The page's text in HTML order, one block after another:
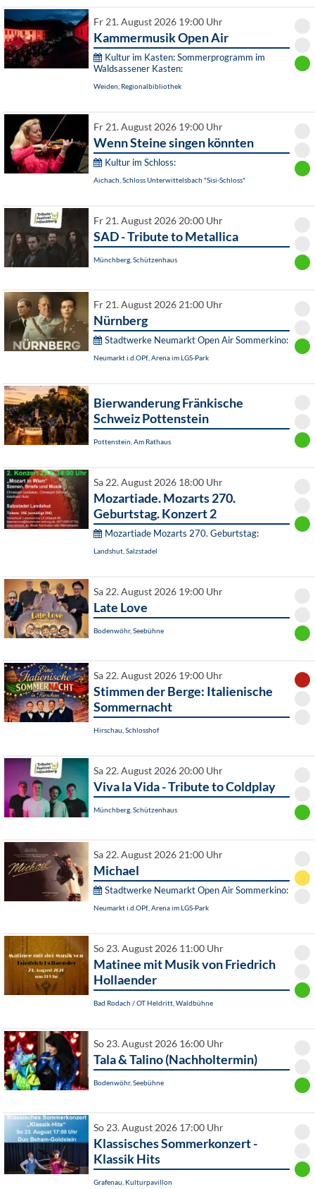
Fr 21. August 2026 19:00 Uhr
Kammermusik Open Air
Kultur im Kasten: Sommerprogramm im
Waldsassener Kasten:
Weiden, Regionalbibliothek
Fr 21. August 2026 19:00 Uhr
Wenn Steine singen könnten
Kultur im Schloss:
Aichach, Schloss Unterwittelsbach "Sisi-Schloss"
Fr 21. August 2026 20:00 Uhr
SAD - Tribute to Metallica
Münchberg, Schützenhaus
Fr 21. August 2026 21:00 Uhr
Nürnberg
Stadtwerke Neumarkt Open Air Sommerkino:
Neumarkt i.d.OPf., Arena im LGS-Park
Bierwanderung Fränkische
Schweiz Pottenstein
Pottenstein, Am Rathaus
Sa 22. August 2026 18:00 Uhr
Mozartiade. Mozarts 270.
Geburtstag. Konzert 2
Mozartiade Mozarts 270. Geburtstag:
Landshut, Salzstadel
Sa 22. August 2026 19:00 Uhr
Late Love
Bodenwöhr, Seebühne
Sa 22. August 2026 19:00 Uhr
Stimmen der Berge: Italienische
Sommernacht
Hirschau, Schlosshof
Sa 22. August 2026 20:00 Uhr
Viva la Vida - Tribute to Coldplay
Münchberg, Schützenhaus
Sa 22. August 2026 21:00 Uhr
Michael
Stadtwerke Neumarkt Open Air Sommerkino:
Neumarkt i.d.OPf., Arena im LGS-Park
So 23. August 2026 11:00 Uhr
Matinee mit Musik von Friedrich
Hollaender
Bad Rodach / OT Heldritt, Waldbühne
So 23. August 2026 16:00 Uhr
Tala & Talino (Nachholtermin)
Bodenwöhr, Seebühne
So 23. August 2026 17:00 Uhr
Klassisches Sommerkonzert -
Klassik Hits
Grafenau, Kulturpavillon